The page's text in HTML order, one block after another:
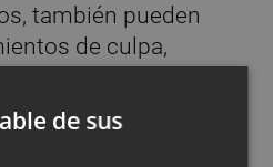
también pueden
de culpa,
con el
comportamiento,
de sus